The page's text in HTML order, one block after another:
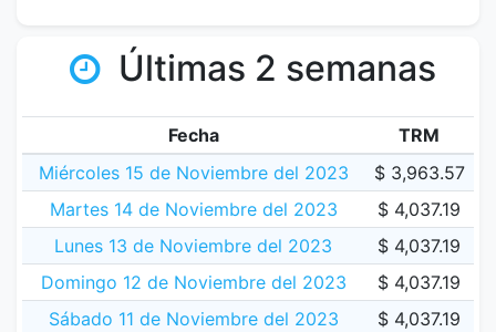
Últimas 2 semanas
Fecha
TRM
Miércoles 15 de Noviembre del 2023
$ 3,963.57
Martes 14 de Noviembre del 2023
$ 4,037.19
Lunes 13 de Noviembre del 2023
$ 4,037.19
Domingo 12 de Noviembre del 2023
$ 4,037.19
Sábado 11 de Noviembre del 2023
$ 4,037.19